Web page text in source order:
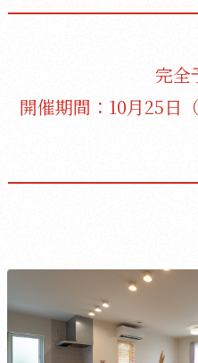
完全
開催期間：10月25日